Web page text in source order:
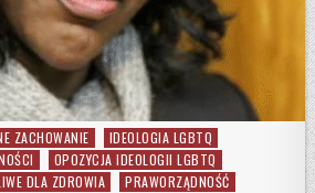
ZACHOWANIE
IDEOLOGIA LGBTQ
OPOZYCJA IDEOLOGII LGBTQ
DLA ZDROWIA
PRAWORZĄDNOŚĆ